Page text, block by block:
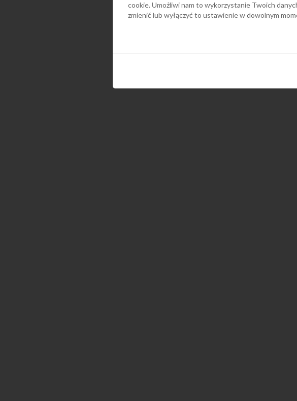
cookie. Umożliwi nam to wykorzystanie Twoich
zmienić lub wyłączyć to ustawienie w dowolnym